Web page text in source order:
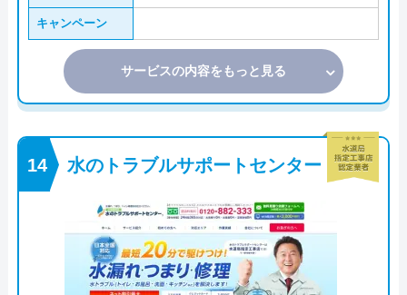
キャンペーン
サービスの内容をもっと見る
水のトラブルサポートセンター